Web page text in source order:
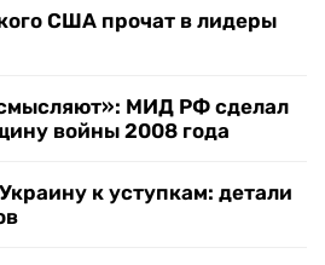
США прочат в лидеры
МИД РФ сделал
войны 2008 года
к уступкам: детали